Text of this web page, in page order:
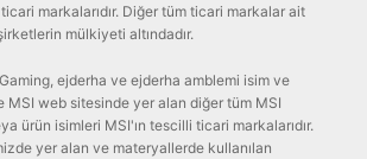
markalarıdır. Diğer tüm ticari markalar ait
mülkiyeti altındadır.
ejderha ve ejderha amblemi isim ve
MSI web sitesinde yer alan diğer tüm MSI
ürün isimleri MSI'ın tescilli ticari markalarıdır.
yer alan ve materyallerde kullanılan